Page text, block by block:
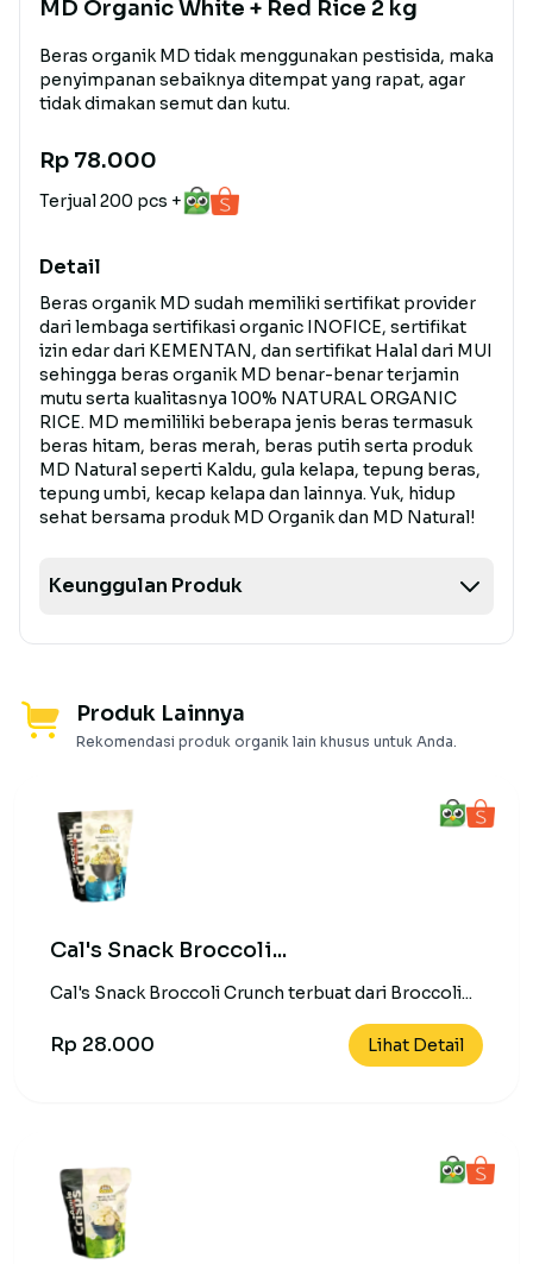
MD Organic White + Red Rice 2 kg
Beras organik MD tidak menggunakan pestisida, maka
penyimpanan sebaiknya ditempat yang rapat, agar
tidak dimakan semut dan kutu.
Rp 78.000
Terjual 200 pcs +
Detail
Beras organik MD sudah memiliki sertifikat provider
dari lembaga sertifikasi organic INOFICE, sertifikat
izin edar dari KEMENTAN, dan sertifikat Halal dari MUI
sehingga beras organik MD benar-benar terjamin
mutu serta kualitasnya 100% NATURAL ORGANIC
RICE. MD memililiki beberapa jenis beras termasuk
beras hitam, beras merah, beras putih serta produk
MD Natural seperti Kaldu, gula kelapa, tepung beras,
tepung umbi, kecap kelapa dan lainnya. Yuk, hidup
sehat bersama produk MD Organik dan MD Natural!
Keunggulan Produk
Produk Lainnya
Rekomendasi produk organik lain khusus untuk Anda.
Cal's Snack Broccoli...
Cal's Snack Broccoli Crunch terbuat dari Broccoli...
Rp 28.000 Lihat Detail